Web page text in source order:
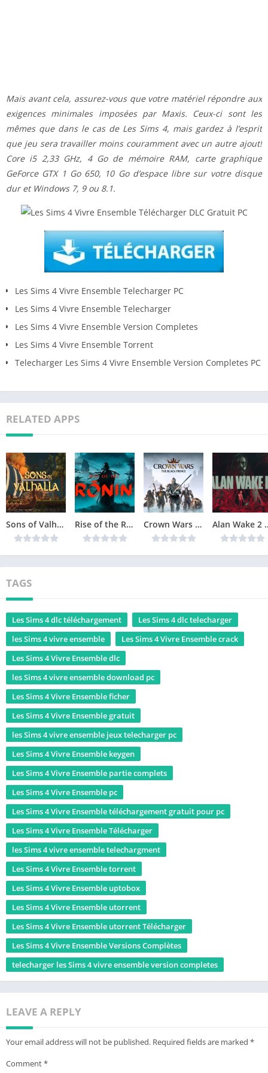
Mais avant cela, assurez-vous que votre matériel répondre aux
exigences minimales imposées par Maxis. Ceux-ci sont les
mêmes que dans le cas de Les Sims 4, mais gardez à l’esprit
que jeu sera travailler moins couramment avec un autre ajout!
Core i5 2,33 GHz, 4 Go de mémoire RAM, carte graphique
GeForce GTX 1 Go 650, 10 Go d’espace libre sur votre disque
dur et Windows 7, 9 ou 8.1.
Les Sims 4 Vivre Ensemble Telecharger PC
Les Sims 4 Vivre Ensemble Telecharger
Les Sims 4 Vivre Ensemble Version Completes
Les Sims 4 Vivre Ensemble Torrent
Telecharger Les Sims 4 Vivre Ensemble Version Completes PC
RELATED APPS
Sons of Valhalla Version Complète jeu pour PC Rise of the Ronin Version Complète jeu pour PC Crown Wars The Black Prince Version Complète jeu pour PC Alan Wake
TAGS
Les Sims 4 dlc téléchargement
Les Sims 4 dlc telecharger
les Sims 4 vivre ensemble
Les Sims 4 Vivre Ensemble crack
Les Sims 4 Vivre Ensemble dlc
les Sims 4 vivre ensemble download pc
Les Sims 4 Vivre Ensemble ficher
Les Sims 4 Vivre Ensemble gratuit
les Sims 4 vivre ensemble jeux telecharger pc
Les Sims 4 Vivre Ensemble keygen
Les Sims 4 Vivre Ensemble partie complets
Les Sims 4 Vivre Ensemble pc
Les Sims 4 Vivre Ensemble téléchargement gratuit pour pc
Les Sims 4 Vivre Ensemble Télécharger
les Sims 4 vivre ensemble telechargment
Les Sims 4 Vivre Ensemble torrent
Les Sims 4 Vivre Ensemble uptobox
Les Sims 4 Vivre Ensemble utorrent
Les Sims 4 Vivre Ensemble utorrent Télécharger
Les Sims 4 Vivre Ensemble Versions Complètes
telecharger les Sims 4 vivre ensemble version completes
LEAVE A REPLY
Your email address will not be published. Required fields are marked *
Comment*